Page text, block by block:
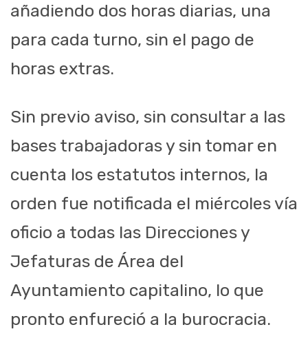
añadiendo dos horas diarias, una
para cada turno, sin el pago de
horas extras.
Sin previo aviso, sin consultar a las
bases trabajadoras y sin tomar en
cuenta los estatutos internos, la
orden fue notificada el miércoles vía
oficio a todas las Direcciones y
Jefaturas de Área del
Ayuntamiento capitalino, lo que
pronto enfureció a la burocracia.